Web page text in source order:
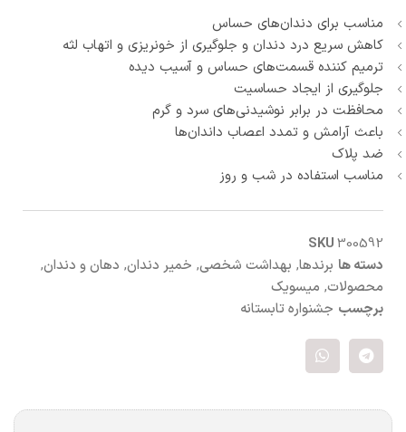
مناسب برای دندان‌های حساس
کاهش سریع درد دندان و جلوگیری از خونریزی و اتهاب لثه
ترمیم کننده قسمت‌های حساس و آسیب دیده
جلوگیری از ایجاد حساسیت
محافظت در برابر نوشیدنی‌های سرد و گرم
باعث آرامش و تمدد اعصاب داندان‌ها
ضد پلاک
مناسب استفاده در شب و روز
SKU300592
دسته ها برندها, بهداشت شخصی, خمیر دندان, دهان و دندان,
محصولات, میسویک
برچسب جشنواره تابستانه